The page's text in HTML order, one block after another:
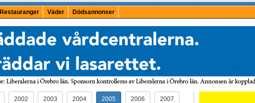
Restauranger Väder Dödsannonser
2002 2003 2004 2005 2006 2007